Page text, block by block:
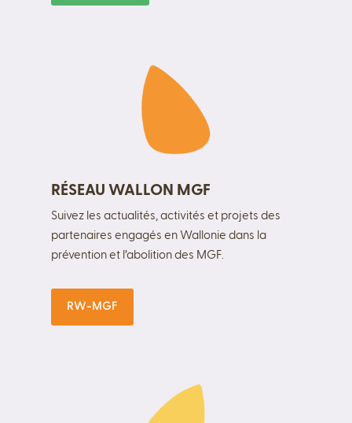
RÉSEAU WALLON MGF
Suivez les actualités, activités et projets des
partenaires engagés en Wallonie dans la
prévention et l’abolition des MGF.
RW-MGF